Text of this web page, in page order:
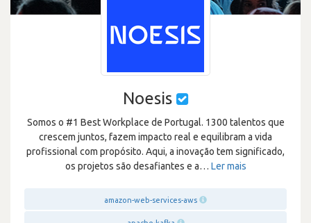
Noesis
Somos o #1 Best Workplace de Portugal. 1300 talentos que
crescem juntos, fazem impacto real e equilibram a vida
profissional com propósito. Aqui, a inovação tem significado,
os projetos são desafiantes e a… Ler mais
amazon-web-services-aws